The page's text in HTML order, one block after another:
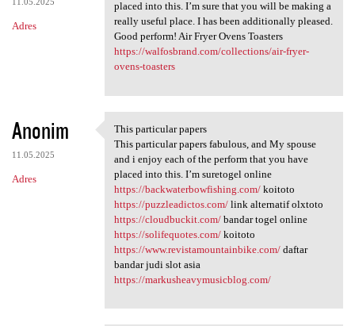
Adres
placed into this. I’m sure that you will be making a
really useful place. I has been additionally pleased.
Good perform! Air Fryer Ovens Toasters
https://walfosbrand.com/collections/air-fryer-
ovens-toasters
Anonim
11.05.2025
Adres
This particular papers
This particular papers
This particular papers fabulous, and My spouse
and i enjoy each of the perform that you have
placed into this. I’m suretogel online
https://backwaterbowfishing.com/koitoto
https://puzzleadictos.com/link alternatif olxtoto
https://cloudbuckit.com/bandar togel online
https://solifequotes.com/koitoto
https://www.revistamountainbike.com/daftar
bandar judi slot asia
https://markusheavymusicblog.com/